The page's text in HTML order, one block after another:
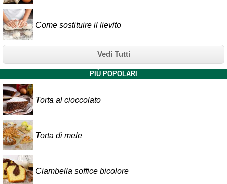
Come sostituire il lievito
Vedi Tutti
PIÙ POPOLARI
Torta al cioccolato
Torta di mele
Ciambella soffice bicolore